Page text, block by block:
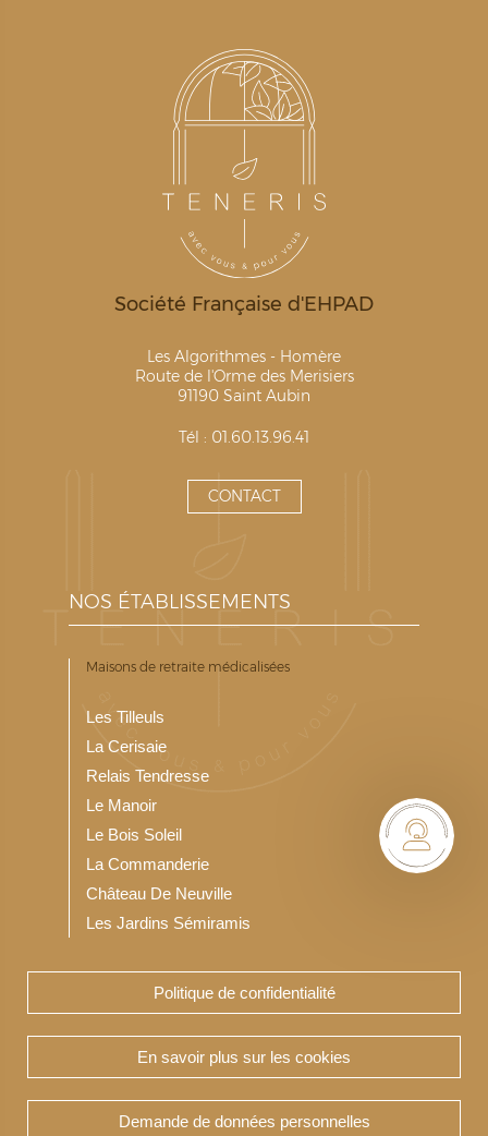
Société Française d'EHPAD
Les Algorithmes - Homère
Route de l'Orme des Merisiers
91190 Saint Aubin
Tél : 01.60.13.96.41
CONTACT
NOS ÉTABLISSEMENTS
Maisons de retraite médicalisées
Les Tilleuls
La Cerisaie
Relais Tendresse
Le Manoir
Le Bois Soleil
La Commanderie
Château De Neuville
Les Jardins Sémiramis
Notre Résidence service seniors
Les Jardins du Bois Soleil
Politique de confidentialité
En savoir plus sur les cookies
Demande de données personnelles